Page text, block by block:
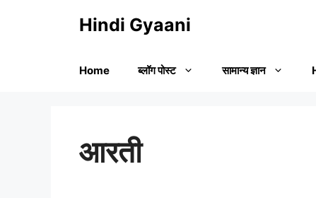
Hindi Gyaani
Home ब्लॉग पोस्ट सामान्य ज्ञान
आरती